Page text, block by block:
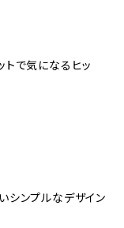
トで気になるヒッ
シンプルなデザイン